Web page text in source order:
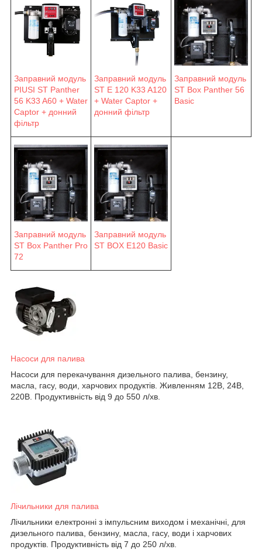
Заправний модуль
PIUSI ST Panther
56 K33 A60 + Water
Captor + донний
фільтр
Заправний модуль
ST E 120 K33 A120
+ Water Captor +
донний фільтр
Заправний модуль
ST Box Panther 56
Basic
Заправний модуль
ST Box Panther Pro
72
Заправний модуль
ST BOX E120 Basic
Насоси для палива
Насоси для перекачування дизельного палива, бензину,
масла, гасу, води, харчових продуктів. Живленням 12В, 24В,
220В. Продуктивність від 9 до 550 л/хв.
Лічильники для палива
Лічильники електронні з імпульсним виходом і механічні, для
дизельного палива, бензину, масла, гасу, води і харчових
продуктів. Продуктивність від 7 до 250 л/хв.